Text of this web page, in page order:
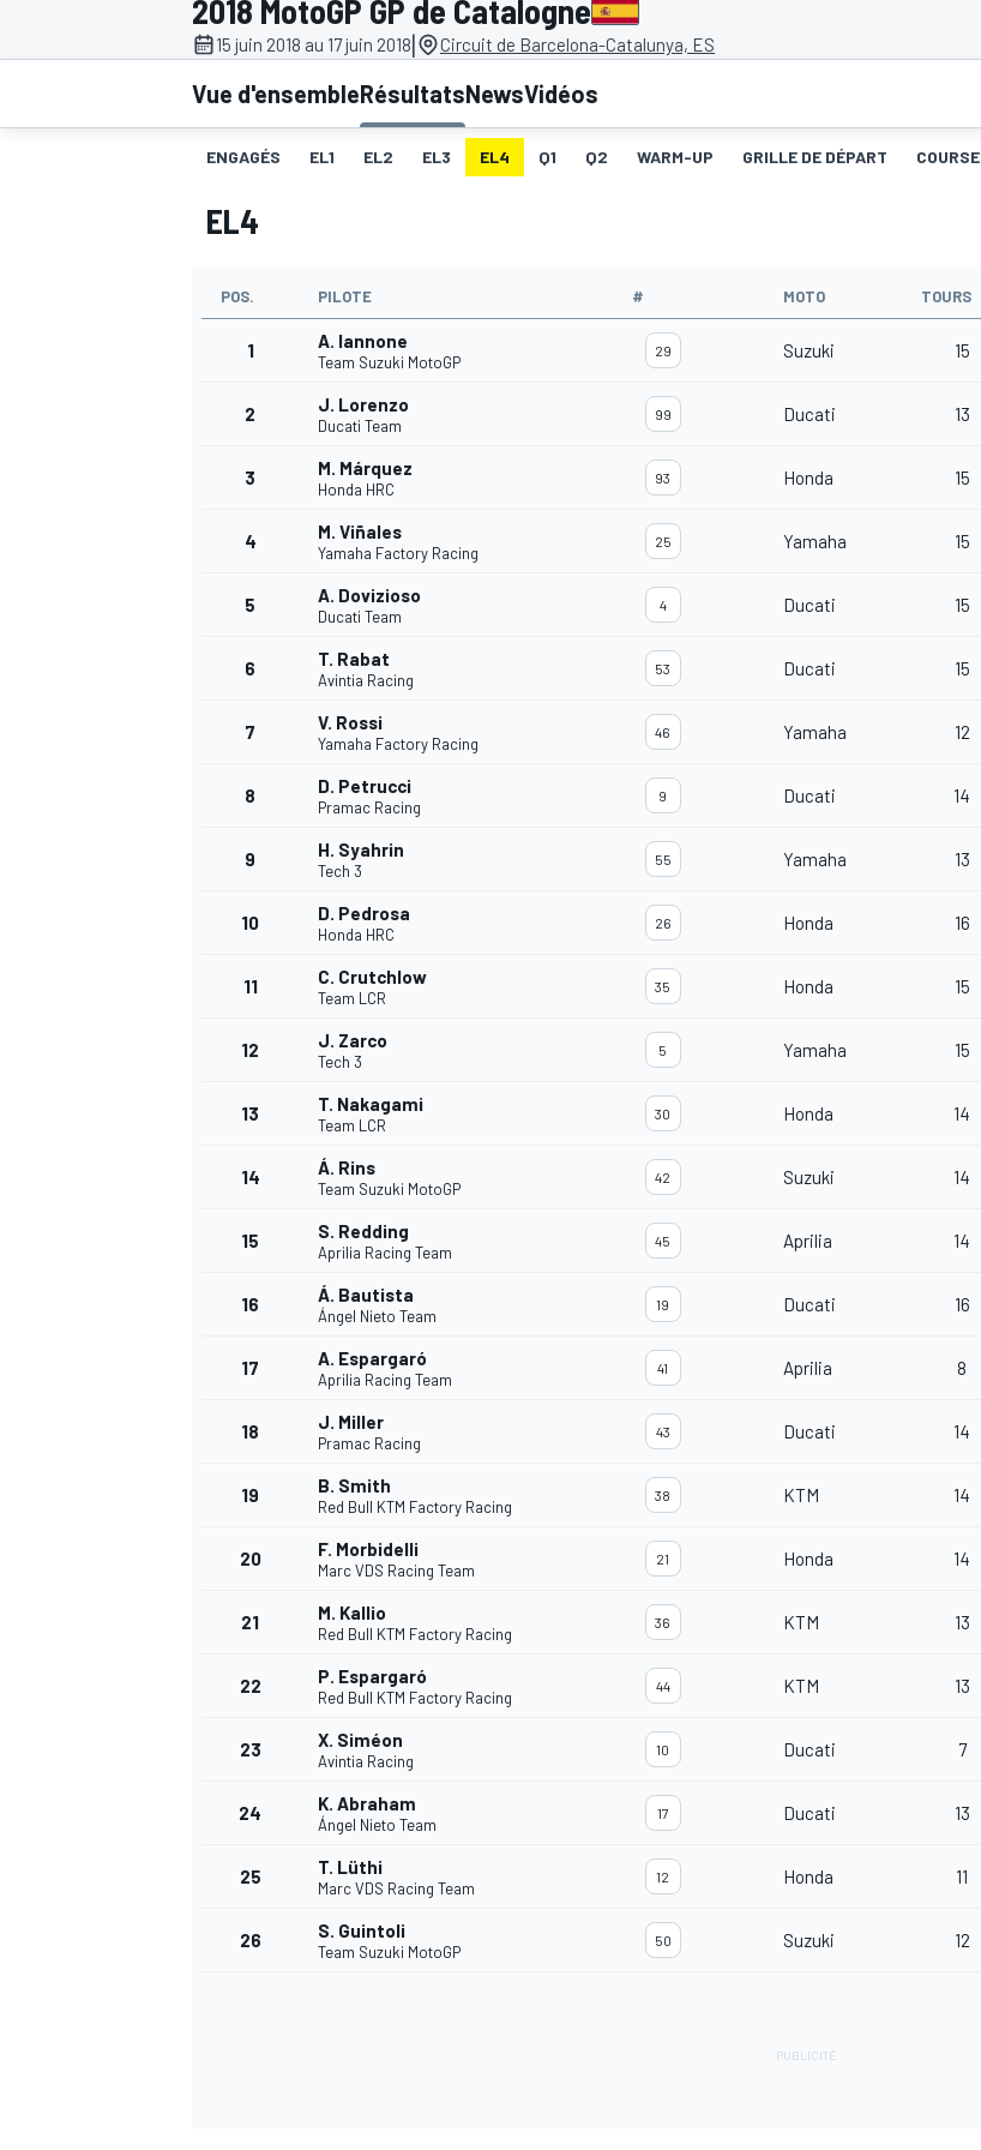
2018 MotoGP GP de Catalogne
15 juin 2018 au 17 juin 2018| Circuit de Barcelona-Catalunya, ES
Vue d'ensembleRésultatsNewsVidéos
ENGAGÉS EL1 EL2 EL3 EL4 Q1 Q2 WARM-UP GRILLE DE DÉPART COURSE
EL4
POS. PILOTE # MOTO TOURS
1 A. Iannone
Team Suzuki MotoGP
29 Suzuki 15
2 J. Lorenzo
Ducati Team
99 Ducati 13
3 M. Márquez
Honda HRC
93 Honda 15
4 M. Viñales
Yamaha Factory Racing
25 Yamaha 15
5 A. Dovizioso
Ducati Team
4 Ducati 15
6 T. Rabat
Avintia Racing
53 Ducati 15
7 V. Rossi
Yamaha Factory Racing
46 Yamaha 12
8 D. Petrucci
Pramac Racing
9 Ducati 14
9 H. Syahrin
Tech 3
55 Yamaha 13
10 D. Pedrosa
Honda HRC
26 Honda 16
11 C. Crutchlow
Team LCR
35 Honda 15
12 J. Zarco
Tech 3
5 Yamaha 15
13 T. Nakagami
Team LCR
30 Honda 14
14 Á. Rins
Team Suzuki MotoGP
42 Suzuki 14
15 S. Redding
Aprilia Racing Team
45 Aprilia 14
16 Á. Bautista
Ángel Nieto Team
19 Ducati 16
17 A. Espargaró
Aprilia Racing Team
41 Aprilia 8
18 J. Miller
Pramac Racing
43 Ducati 14
19 B. Smith
Red Bull KTM Factory Racing
38 KTM 14
20 F. Morbidelli
Marc VDS Racing Team
21 Honda 14
21 M. Kallio
Red Bull KTM Factory Racing
36 KTM 13
22 P. Espargaró
Red Bull KTM Factory Racing
44 KTM 13
23 X. Siméon
Avintia Racing
10 Ducati 7
24 K. Abraham
Ángel Nieto Team
17 Ducati 13
25 T. Lüthi
Marc VDS Racing Team
12 Honda 11
26 S. Guintoli
Team Suzuki MotoGP
50 Suzuki 12